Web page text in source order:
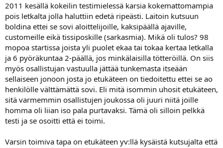
2011 kesällä kokeilin testimielessä karsia kokemattomampia
pois letkalta jolla haluttiin edetä ripeästi. Laitoin kutsuun
boldina ettei se sovi aloittelijoille, kaksipäällä ajaville,
customeille eikä tissiposkille (sarkasmia). Mikä oli tulos? 98
mopoa startissa joista yli puolet ekaa tai tokaa kertaa letkalla
ja 6 pyöräkuntaa 2-päällä, jos minkälaisilla tötteröillä. On siis
myös osallistujan vastuulla jättää tunkemasta itseään
sellaiseen jonoon josta jo etukäteen on tiedoitettu ettei se ao
henkilölle välttämättä sovi. Eli mitä isommin uhosit etukäteen,
sitä varmemmin osallistujen joukossa oli juuri niitä joille
homma oli liian iso pala purtavaksi. Tämä oli silloin pelkkä
testi ja se osoitti että ei toimi.
Varsin toimiva tapa on etukäteen yv:llä kysäistä kutsujalta että